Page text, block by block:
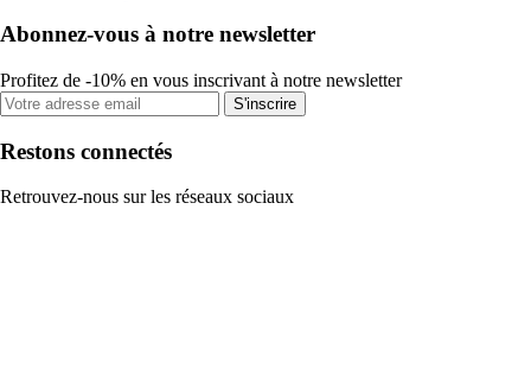
Abonnez-vous à notre newsletter
Profitez de -10% en vous inscrivant à notre newsletter
S'inscrire
Restons connectés
Retrouvez-nous sur les réseaux sociaux